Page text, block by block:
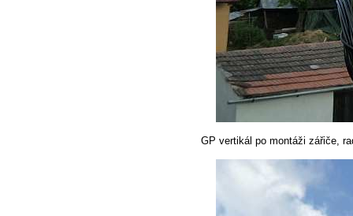
GP vertikál po montáži zářiče,